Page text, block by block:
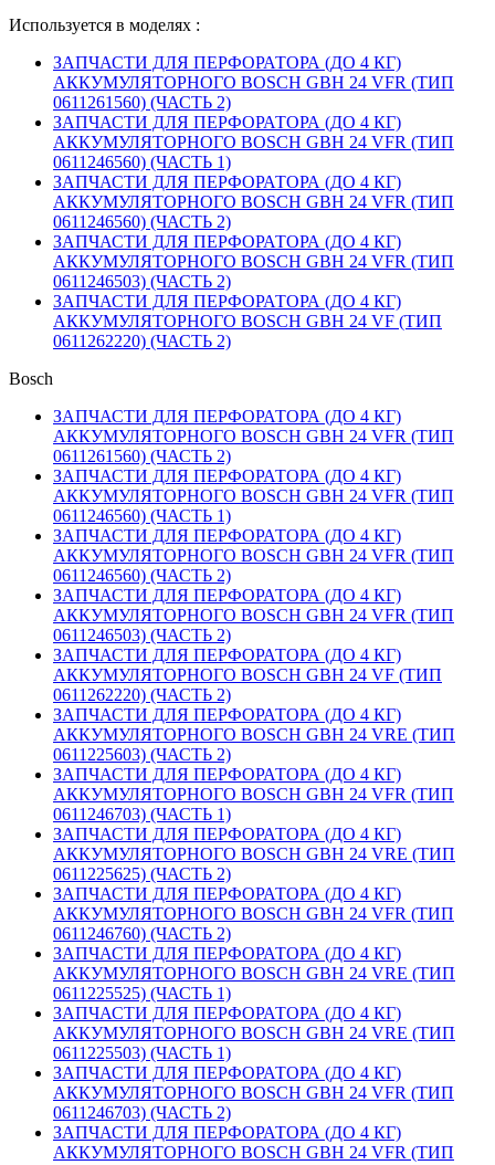
Используется в моделях :
ЗАПЧАСТИ ДЛЯ ПЕРФОРАТОРА (ДО 4 КГ)
АККУМУЛЯТОРНОГО BOSCH GBH 24 VFR (ТИП
0611261560) (ЧАСТЬ 2)
ЗАПЧАСТИ ДЛЯ ПЕРФОРАТОРА (ДО 4 КГ)
АККУМУЛЯТОРНОГО BOSCH GBH 24 VFR (ТИП
0611246560) (ЧАСТЬ 1)
ЗАПЧАСТИ ДЛЯ ПЕРФОРАТОРА (ДО 4 КГ)
АККУМУЛЯТОРНОГО BOSCH GBH 24 VFR (ТИП
0611246560) (ЧАСТЬ 2)
ЗАПЧАСТИ ДЛЯ ПЕРФОРАТОРА (ДО 4 КГ)
АККУМУЛЯТОРНОГО BOSCH GBH 24 VFR (ТИП
0611246503) (ЧАСТЬ 2)
ЗАПЧАСТИ ДЛЯ ПЕРФОРАТОРА (ДО 4 КГ)
АККУМУЛЯТОРНОГО BOSCH GBH 24 VF (ТИП
0611262220) (ЧАСТЬ 2)
Bosch
ЗАПЧАСТИ ДЛЯ ПЕРФОРАТОРА (ДО 4 КГ)
АККУМУЛЯТОРНОГО BOSCH GBH 24 VFR (ТИП
0611261560) (ЧАСТЬ 2)
ЗАПЧАСТИ ДЛЯ ПЕРФОРАТОРА (ДО 4 КГ)
АККУМУЛЯТОРНОГО BOSCH GBH 24 VFR (ТИП
0611246560) (ЧАСТЬ 1)
ЗАПЧАСТИ ДЛЯ ПЕРФОРАТОРА (ДО 4 КГ)
АККУМУЛЯТОРНОГО BOSCH GBH 24 VFR (ТИП
0611246560) (ЧАСТЬ 2)
ЗАПЧАСТИ ДЛЯ ПЕРФОРАТОРА (ДО 4 КГ)
АККУМУЛЯТОРНОГО BOSCH GBH 24 VFR (ТИП
0611246503) (ЧАСТЬ 2)
ЗАПЧАСТИ ДЛЯ ПЕРФОРАТОРА (ДО 4 КГ)
АККУМУЛЯТОРНОГО BOSCH GBH 24 VF (ТИП
0611262220) (ЧАСТЬ 2)
ЗАПЧАСТИ ДЛЯ ПЕРФОРАТОРА (ДО 4 КГ)
АККУМУЛЯТОРНОГО BOSCH GBH 24 VRE (ТИП
0611225603) (ЧАСТЬ 2)
ЗАПЧАСТИ ДЛЯ ПЕРФОРАТОРА (ДО 4 КГ)
АККУМУЛЯТОРНОГО BOSCH GBH 24 VFR (ТИП
0611246703) (ЧАСТЬ 1)
ЗАПЧАСТИ ДЛЯ ПЕРФОРАТОРА (ДО 4 КГ)
АККУМУЛЯТОРНОГО BOSCH GBH 24 VRE (ТИП
0611225625) (ЧАСТЬ 2)
ЗАПЧАСТИ ДЛЯ ПЕРФОРАТОРА (ДО 4 КГ)
АККУМУЛЯТОРНОГО BOSCH GBH 24 VFR (ТИП
0611246760) (ЧАСТЬ 2)
ЗАПЧАСТИ ДЛЯ ПЕРФОРАТОРА (ДО 4 КГ)
АККУМУЛЯТОРНОГО BOSCH GBH 24 VRE (ТИП
0611225525) (ЧАСТЬ 1)
ЗАПЧАСТИ ДЛЯ ПЕРФОРАТОРА (ДО 4 КГ)
АККУМУЛЯТОРНОГО BOSCH GBH 24 VRE (ТИП
0611225503) (ЧАСТЬ 1)
ЗАПЧАСТИ ДЛЯ ПЕРФОРАТОРА (ДО 4 КГ)
АККУМУЛЯТОРНОГО BOSCH GBH 24 VFR (ТИП
0611246703) (ЧАСТЬ 2)
ЗАПЧАСТИ ДЛЯ ПЕРФОРАТОРА (ДО 4 КГ)
АККУМУЛЯТОРНОГО BOSCH GBH 24 VFR (ТИП